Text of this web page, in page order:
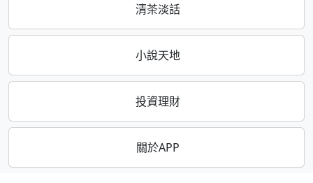
清茶淡話
小說天地
投資理財
關於APP